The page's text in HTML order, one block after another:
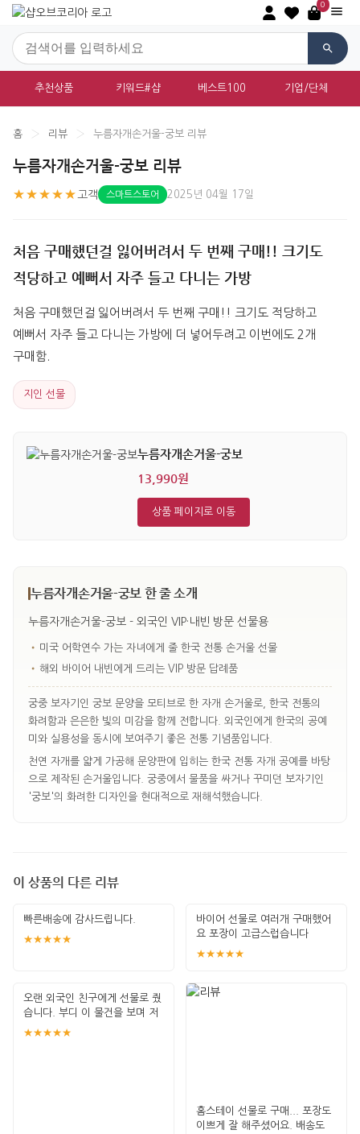
0
추천상품 키워드#샵 베스트100 기업/단체
홈 › 리뷰 › 누름자개손거울-궁보 리뷰
누름자개손거울-궁보 리뷰
★★★★★ 고객 스마트스토어 2025년 04월 17일
처음 구매했던걸 잃어버려서 두 번째 구매!! 크기도
적당하고 예뻐서 자주 들고 다니는 가방
처음 구매했던걸 잃어버려서 두 번째 구매!! 크기도 적당하고
예뻐서 자주 들고 다니는 가방에 더 넣어두려고 이번에도 2개
구매함.
지인 선물
누름자개손거울-궁보
13,990원
상품 페이지로 이동
누름자개손거울-궁보 한 줄 소개
누름자개손거울-궁보 - 외국인 VIP·내빈 방문 선물용
• 미국 어학연수 가는 자녀에게 줄 한국 전통 손거울 선물
• 해외 바이어 내빈에게 드리는 VIP 방문 답례품
궁중 보자기인 궁보 문양을 모티브로 한 자개 손거울로, 한국 전통의
화려함과 은은한 빛의 미감을 함께 전합니다. 외국인에게 한국의 공예
미와 실용성을 동시에 보여주기 좋은 전통 기념품입니다.
천연 자개를 얇게 가공해 문양판에 입히는 한국 전통 자개 공예를 바탕
으로 제작된 손거울입니다. 궁중에서 물품을 싸거나 꾸미던 보자기인
'궁보'의 화려한 디자인을 현대적으로 재해석했습니다.
이 상품의 다른 리뷰
빠른배송에 감사드립니다.
★★★★★
바이어 선물로 여러개 구매했어
요 포장이 고급스럽습니다
★★★★★
오랜 외국인 친구에게 선물로 줬
습니다. 부디 이 물건을 보며 저
를 기억해
★★★★★
홈스테이 선물로 구매... 포장도
이쁘게 잘 해주셨어요. 배송도